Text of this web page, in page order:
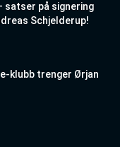
satser på signering
Schjelderup!
klubb trenger Ørjan